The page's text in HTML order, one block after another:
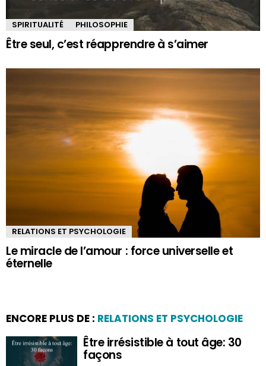
SPIRITUALITÉ PHILOSOPHIE
Être seul, c’est réapprendre à s’aimer
RELATIONS ET PSYCHOLOGIE
Le miracle de l’amour : force universelle et
éternelle
ENCORE PLUS DE : RELATIONS ET PSYCHOLOGIE
Être irrésistible à tout âge: 30
façons